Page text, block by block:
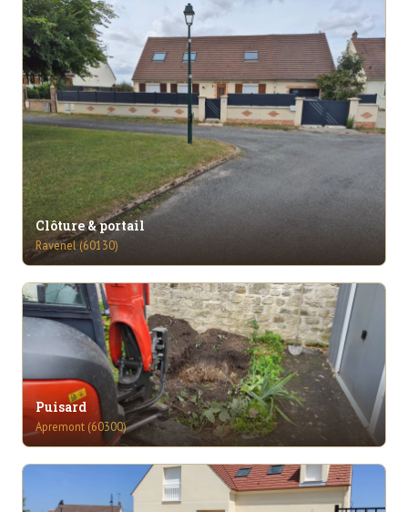
Clôture & portail
Ravenel (60130)
Puisard
Apremont (60300)